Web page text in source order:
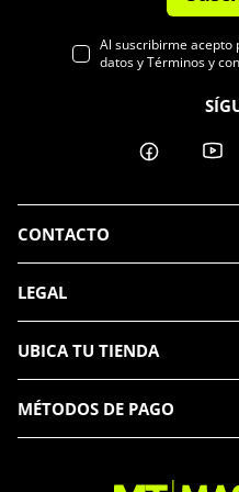
Al suscribirme acepto
datos y Términos y
CONTACTO
LEGAL
UBICA TU TIENDA
MÉTODOS DE PAGO